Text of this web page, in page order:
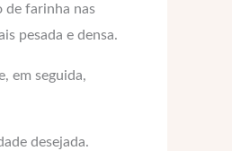
de farinha nas
pesada e densa.
em seguida,
desejada.